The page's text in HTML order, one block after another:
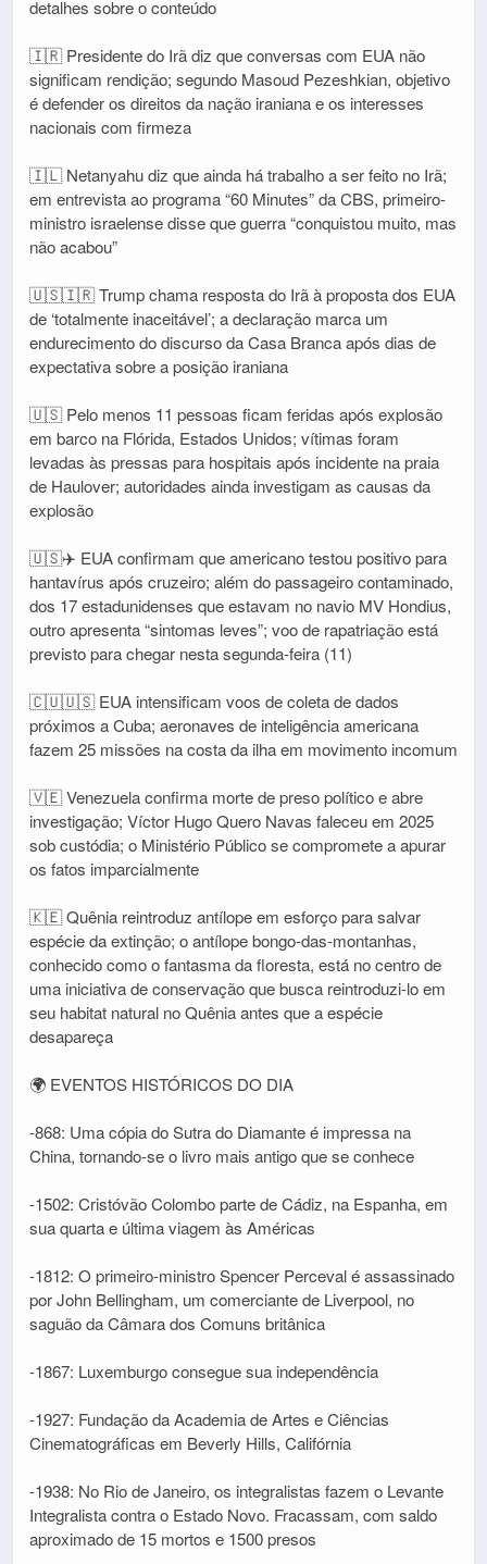
detalhes sobre o conteúdo
🇮🇷 Presidente do Irã diz que conversas com EUA não
significam rendição; segundo Masoud Pezeshkian, objetivo
é defender os direitos da nação iraniana e os interesses
nacionais com firmeza
🇮🇱 Netanyahu diz que ainda há trabalho a ser feito no Irã;
em entrevista ao programa “60 Minutes” da CBS, primeiro-
ministro israelense disse que guerra “conquistou muito, mas
não acabou”
🇺🇸🇮🇷 Trump chama resposta do Irã à proposta dos EUA
de ‘totalmente inaceitável’; a declaração marca um
endurecimento do discurso da Casa Branca após dias de
expectativa sobre a posição iraniana
🇺🇸 Pelo menos 11 pessoas ficam feridas após explosão
em barco na Flórida, Estados Unidos; vítimas foram
levadas às pressas para hospitais após incidente na praia
de Haulover; autoridades ainda investigam as causas da
explosão
🇺🇸✈️ EUA confirmam que americano testou positivo para
hantavírus após cruzeiro; além do passageiro contaminado,
dos 17 estadunidenses que estavam no navio MV Hondius,
outro apresenta “sintomas leves”; voo de rapatriação está
previsto para chegar nesta segunda-feira (11)
🇨🇺🇺🇸 EUA intensificam voos de coleta de dados
próximos a Cuba; aeronaves de inteligência americana
fazem 25 missões na costa da ilha em movimento incomum
🇻🇪 Venezuela confirma morte de preso político e abre
investigação; Víctor Hugo Quero Navas faleceu em 2025
sob custódia; o Ministério Público se compromete a apurar
os fatos imparcialmente
🇰🇪 Quênia reintroduz antílope em esforço para salvar
espécie da extinção; o antílope bongo-das-montanhas,
conhecido como o fantasma da floresta, está no centro de
uma iniciativa de conservação que busca reintroduzi-lo em
seu habitat natural no Quênia antes que a espécie
desapareça
🌍 EVENTOS HISTÓRICOS DO DIA
-868: Uma cópia do Sutra do Diamante é impressa na
China, tornando-se o livro mais antigo que se conhece
-1502: Cristóvão Colombo parte de Cádiz, na Espanha, em
sua quarta e última viagem às Américas
-1812: O primeiro-ministro Spencer Perceval é assassinado
por John Bellingham, um comerciante de Liverpool, no
saguão da Câmara dos Comuns britânica
-1867: Luxemburgo consegue sua independência
-1927: Fundação da Academia de Artes e Ciências
Cinematográficas em Beverly Hills, Califórnia
-1938: No Rio de Janeiro, os integralistas fazem o Levante
Integralista contra o Estado Novo. Fracassam, com saldo
aproximado de 15 mortos e 1500 presos